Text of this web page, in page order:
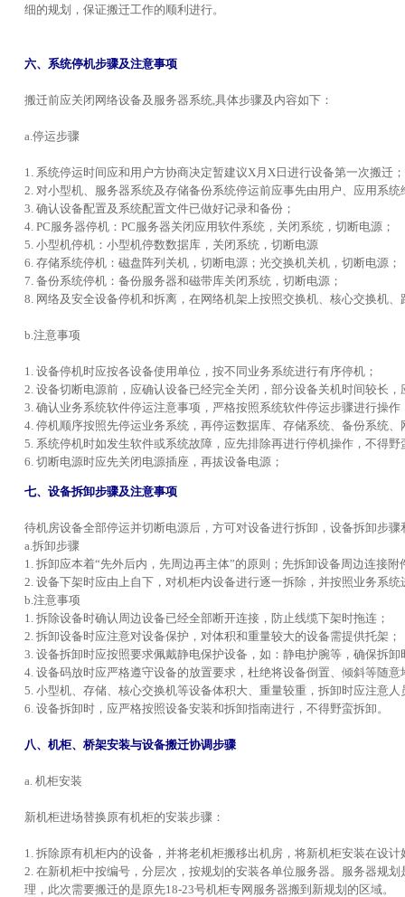
细的规划，保证搬迁工作的顺利进行。
六、系统停机步骤及注意事项
搬迁前应关闭网络设备及服务器系统,具体步骤及内容如下：
a.停运步骤
1. 系统停运时间应和用户方协商决定暂建议X月X日进行设备第一次搬迁；
2. 对小型机、服务器系统及存储备份系统停运前应事先由用户、应用系
3. 确认设备配置及系统配置文件已做好记录和备份；
4. PC服务器停机：PC服务器关闭应用软件系统，关闭系统，切断电源；
5. 小型机停机：小型机停数数据库，关闭系统，切断电源
6. 存储系统停机：磁盘阵列关机，切断电源；光交换机关机，切断电源；
7. 备份系统停机：备份服务器和磁带库关闭系统，切断电源；
8. 网络及安全设备停机和拆离，在网络机架上按照交换机、核心交换机
b.注意事项
1. 设备停机时应按各设备使用单位，按不同业务系统进行有序停机；
2. 设备切断电源前，应确认设备已经完全关闭，部分设备关机时间较长
3. 确认业务系统软件停运注意事项，严格按照系统软件停运步骤进行操作
4. 停机顺序按照先停运业务系统，再停运数据库、存储系统、备份系统
5. 系统停机时如发生软件或系统故障，应先排除再进行停机操作，不得
6. 切断电源时应先关闭电源插座，再拔设备电源；
七、设备拆卸步骤及注意事项
待机房设备全部停运并切断电源后，方可对设备进行拆卸，设备拆卸步
a.拆卸步骤
1. 拆卸应本着“先外后内，先周边再主体”的原则；先拆卸设备周边连接
2. 设备下架时应由上自下，对机柜内设备进行逐一拆除，并按照业务系
b.注意事项
1. 拆除设备时确认周边设备已经全部断开连接，防止线缆下架时拖连；
2. 拆卸设备时应注意对设备保护，对体积和重量较大的设备需提供托架；
3. 设备拆卸时应按照要求佩戴静电保护设备，如：静电护腕等，确保拆
4. 设备码放时应严格遵守设备的放置要求，杜绝将设备倒置、倾斜等随意
5. 小型机、存储、核心交换机等设备体积大、重量较重，拆卸时应注意
6. 设备拆卸时，应严格按照设备安装和拆卸指南进行，不得野蛮拆卸。
八、机柜、桥架安装与设备搬迁协调步骤
a. 机柜安装
新机柜进场替换原有机柜的安装步骤：
1. 拆除原有机柜内的设备，并将老机柜搬移出机房，将新机柜安装在设计
2. 在新机柜中按编号，分层次，按规划的安装各单位服务器。服务器规
理，此次需要搬迁的是原先18-23号机柜专网服务器搬到新规划的区域。